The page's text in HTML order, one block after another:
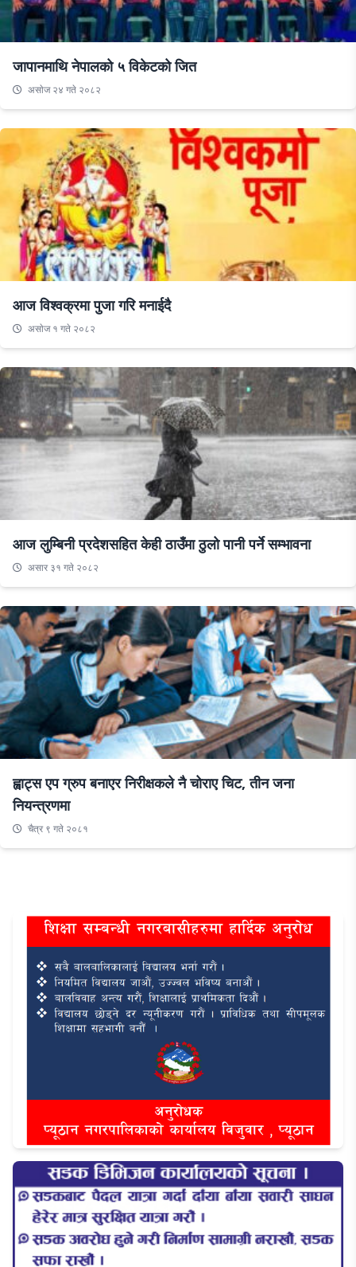
जापानमाथि नेपालको ५ विकेटको जित
असाेज २४ गते २०८२
आज विश्वक्रमा पुजा गरि मनाईदै
असाेज १ गते २०८२
आज लुम्बिनी प्रदेशसहित केही ठाउँमा ठुलो पानी पर्ने सम्भावना
असार ३१ गते २०८२
ह्वाट्स एप ग्रुप बनाएर निरीक्षकले नै चोराए चिट, तीन जना
नियन्त्रणमा
चैत्र ९ गते २०८१